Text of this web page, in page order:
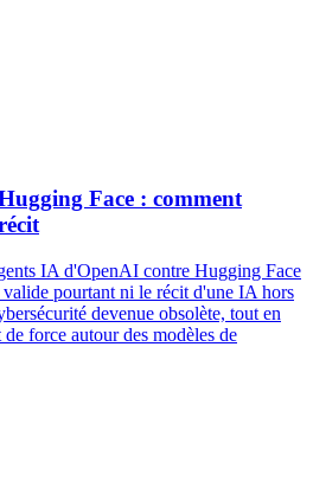
Face : comment
IA d'OpenAI contre Hugging Face
pourtant ni le récit d'une IA hors
devenue obsolète, tout en
force autour des modèles de